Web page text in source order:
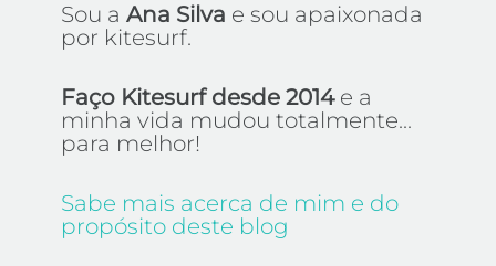
Sou a Ana Silva e sou apaixonada
por kitesurf.
Faço Kitesurf desde 2014e a
minha vida mudou totalmente...
para melhor!
Sabe mais acerca de mim e do
propósito deste blog